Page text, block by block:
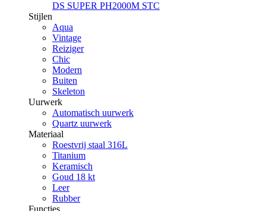
DS SUPER PH2000M STC
Stijlen
Aqua
Vintage
Reiziger
Chic
Modern
Buiten
Skeleton
Uurwerk
Automatisch uurwerk
Quartz uurwerk
Materiaal
Roestvrij staal 316L
Titanium
Keramisch
Goud 18 kt
Leer
Rubber